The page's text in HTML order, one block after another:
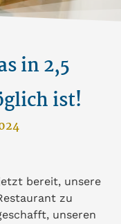
in 2,5
ist!
bereit, unsere
zu
unseren